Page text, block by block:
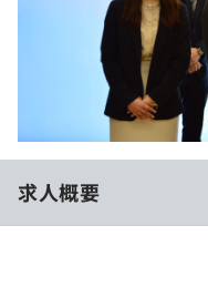
個人向けプラン
法人向けプラン
学校向けプラン
契約内容・クーポン
求人概要